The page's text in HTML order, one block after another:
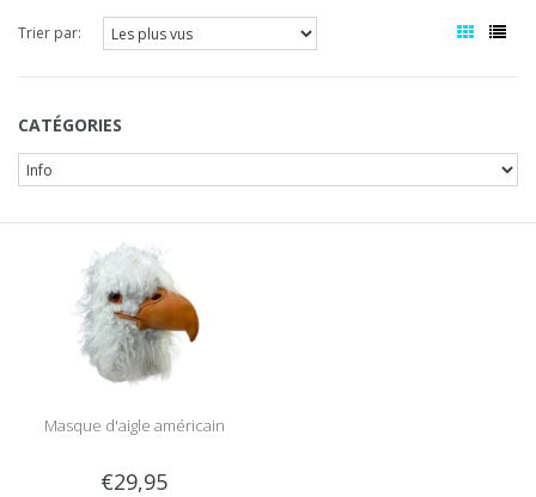
Trier par:
CATÉGORIES
Masque d'aigle américain
€29,95